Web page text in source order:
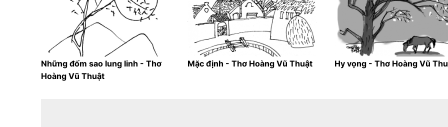
Những đốm sao lung linh - Thơ
Hoàng Vũ Thuật
Mặc định - Thơ Hoàng Vũ Thuật Hy vọng - Thơ Hoàng Vũ